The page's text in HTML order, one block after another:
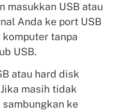
masukkan USB atau
Anda ke port USB
tanpa
USB.
atau hard disk
masih tidak
ke